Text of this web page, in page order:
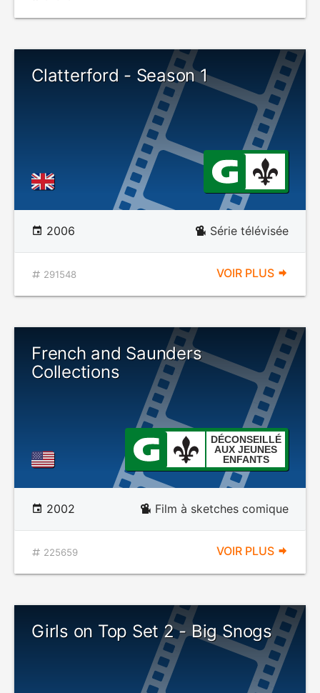
Clatterford - Season 1
2006 Série télévisée
291548 VOIR PLUS
French and Saunders
Collections
DÉCONSEILLÉ
AUX JEUNES
ENFANTS
2002 Film à sketches comique
225659 VOIR PLUS
Girls on Top Set 2 - Big Snogs